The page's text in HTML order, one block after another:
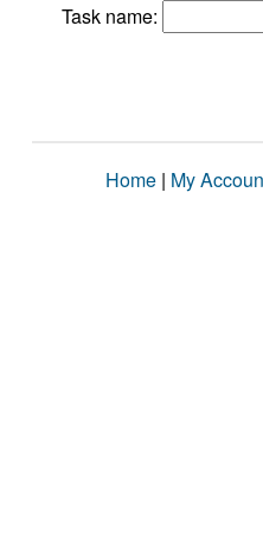
Task name:
Home | My